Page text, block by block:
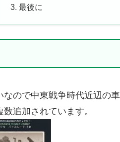
最後に
なので中東戦争時代近辺の
追加されています。